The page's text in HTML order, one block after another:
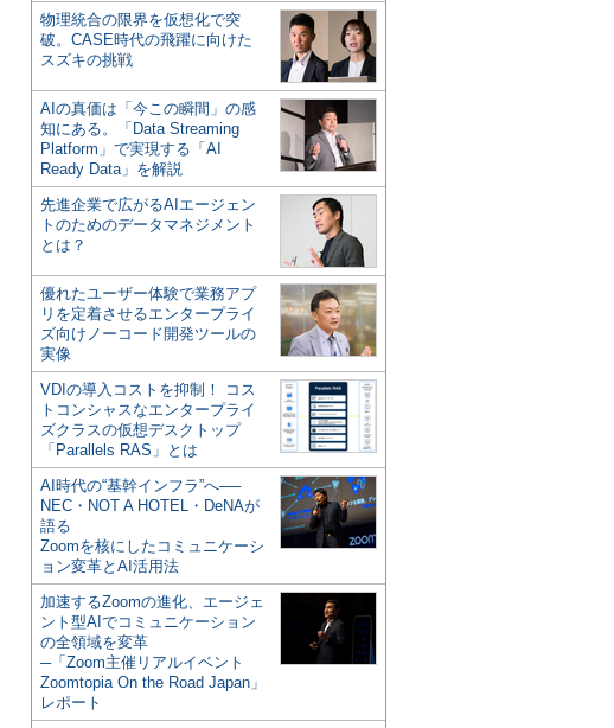
物理統合の限界を仮想化で突
破。CASE時代の飛躍に向けた
スズキの挑戦
AIの真価は「今この瞬間」の感
知にある。「Data Streaming
Platform」で実現する「AI
Ready Data」を解説
先進企業で広がるAIエージェン
トのためのデータマネジメント
とは？
優れたユーザー体験で業務アプ
リを定着させるエンタープライ
ズ向けノーコード開発ツールの
実像
VDIの導入コストを抑制！ コス
トコンシャスなエンタープライ
ズクラスの仮想デスクトップ
「Parallels RAS」とは
AI時代の“基幹インフラ”へ──
NEC・NOT A HOTEL・DeNAが
語る
Zoomを核にしたコミュニケーシ
ョン変革とAI活用法
加速するZoomの進化、エージェ
ント型AIでコミュニケーション
の全領域を変革
─「Zoom主催リアルイベント
Zoomtopia On the Road Japan」
レポート